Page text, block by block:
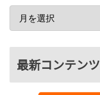
最新コンテンツ